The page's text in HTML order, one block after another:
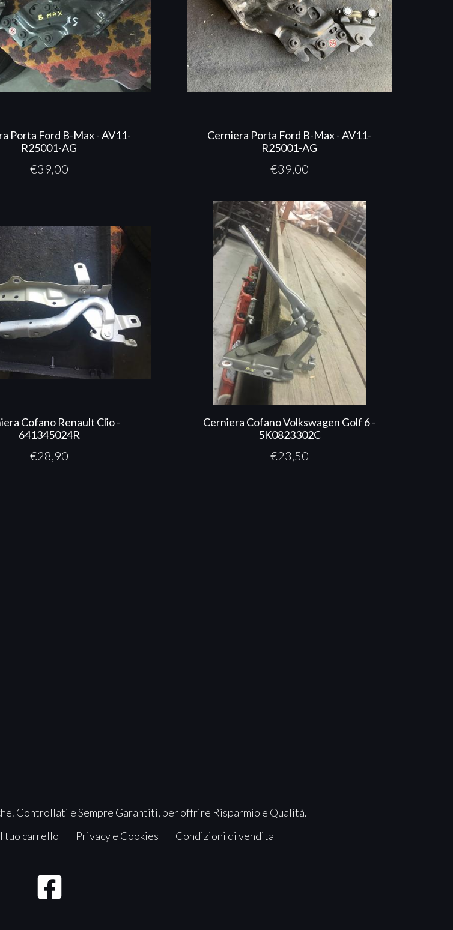
Porta Ford B-Max - AV11-
R25001-AG
€39,00
Cerniera Porta Ford B-Max - AV11-
R25001-AG
€39,00
Cofano Renault Clio -
641345024R
€28,90
Cerniera Cofano Volkswagen Golf 6 -
5K0823302C
€23,50
Controllati e Sempre Garantiti, per offrire Risparmio e Qualità.
tuo carrello Privacy e Cookies Condizioni di vendita